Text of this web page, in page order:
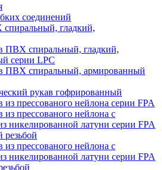
соединений
гладкий,
ПВХ спиральный, гладкий,
серии LPC
ПВХ спиральный, армированный
рукав гофрированный
из прессованого нейлона серии FPA
из прессованого нейлона c
никелированной латуни серии FPA
резьбой
из прессованого нейлона c
никелированной латуни серии FPA